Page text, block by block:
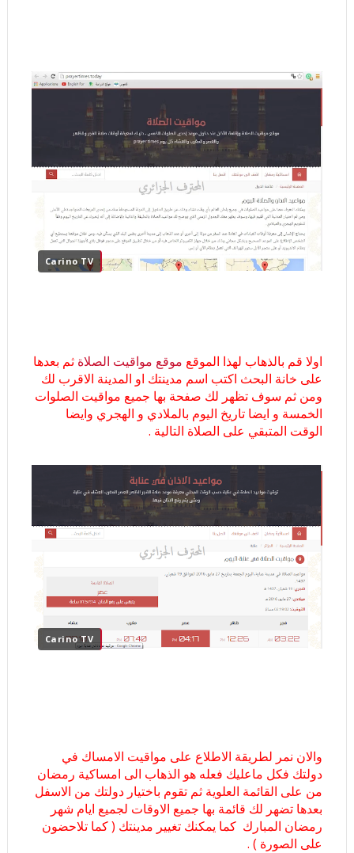
Carino TV
اولا قم بالذهاب لهذا الموقع موقع مواقيت الصلاة ثم بعدها
على خانة البحث اكتب اسم مدينتك او المدينة الاقرب لك
ومن ثم سوف تظهر لك صفحة بها جميع مواقيت الصلوات
الخمسة و ايضا تاريخ اليوم بالملادي و الهجري وايضا
الوقت المتبقي على الصلاة التالية .
Carino TV
والان نمر لطريقة الاطلاع على مواقيت الامساك في
دولتك فكل ماعليك فعله هو الذهاب الى امساكية رمضان
من على القائمة العلوية ثم تقوم باختيار دولتك من الاسفل
بعدها تضهر لك قائمة بها جميع الاوقات لجميع ايام شهر
رمضان المبارك كما يمكنك تغيير مدينتك ( كما تلاحضون
على الصورة ) .